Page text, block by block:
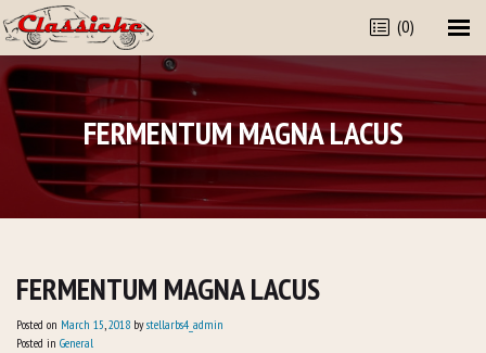
(0)
FERMENTUM MAGNA LACUS
FERMENTUM MAGNA LACUS
Posted on March 15,2018 bystellarbs4_admin
Posted in General